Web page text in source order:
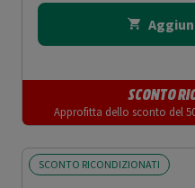
SCONTO
Approfitta dello sconto del
SCONTO RICONDIZIONATI